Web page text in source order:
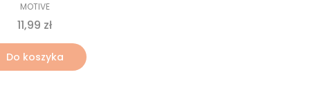
MOTIVE
11,99 zł
Do koszyka